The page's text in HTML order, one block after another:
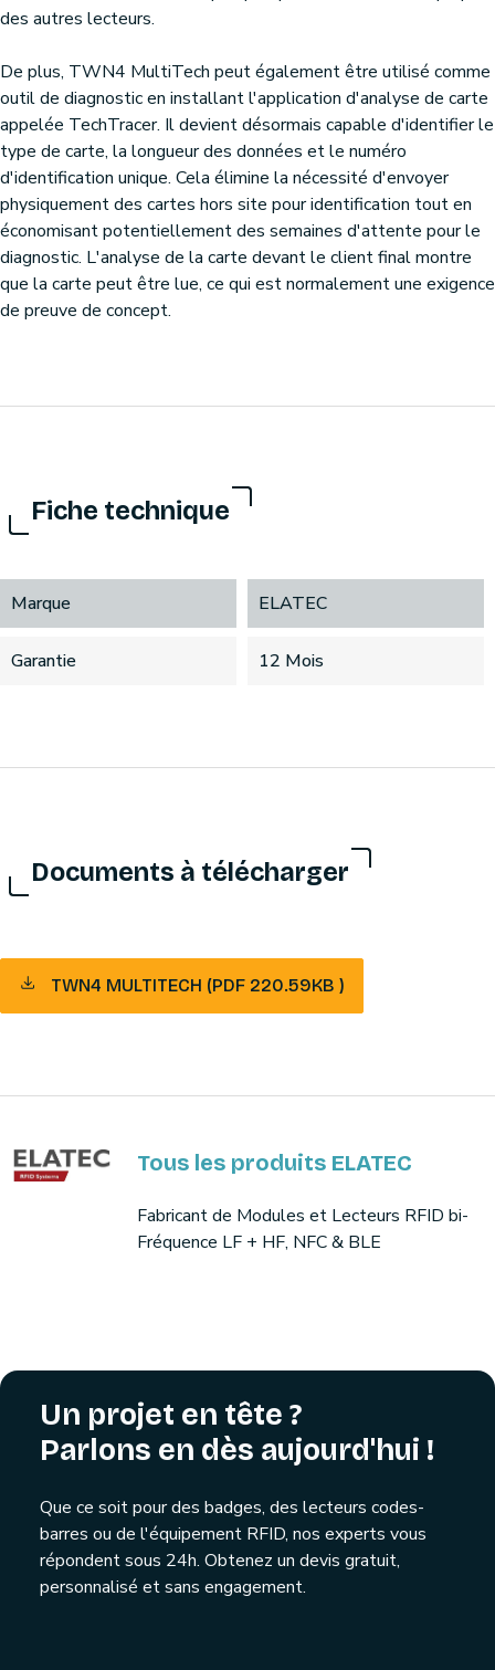
des autres lecteurs.
De plus, TWN4 MultiTech peut également être utilisé comme
outil de diagnostic en installant l'application d'analyse de carte
appelée TechTracer. Il devient désormais capable d'identifier le
type de carte, la longueur des données et le numéro
d'identification unique. Cela élimine la nécessité d'envoyer
physiquement des cartes hors site pour identification tout en
économisant potentiellement des semaines d'attente pour le
diagnostic. L'analyse de la carte devant le client final montre
que la carte peut être lue, ce qui est normalement une exigence
de preuve de concept.
Fiche technique
Marque ELATEC
Garantie 12 Mois
Documents à télécharger
TWN4 MULTITECH (PDF 220.59KB )
Tous les produits ELATEC
Fabricant de Modules et Lecteurs RFID bi-
Fréquence LF + HF, NFC & BLE
Un projet en tête ?
Parlons en dès aujourd'hui !
Que ce soit pour des badges, des lecteurs codes-
barres ou de l'équipement RFID, nos experts vous
répondent sous 24h. Obtenez un devis gratuit,
personnalisé et sans engagement.